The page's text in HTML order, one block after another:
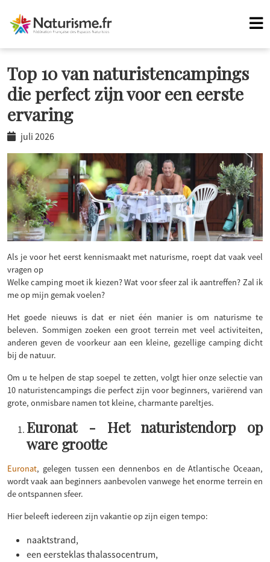
Top 10 van naturistencampings
die perfect zijn voor een eerste
ervaring
juli 2026
Als je voor het eerst kennismaakt met naturisme, roept dat vaak veel
vragen op
Welke camping moet ik kiezen? Wat voor sfeer zal ik aantreffen? Zal ik
me op mijn gemak voelen?
Het goede nieuws is dat er niet één manier is om naturisme te
beleven. Sommigen zoeken een groot terrein met veel activiteiten,
anderen geven de voorkeur aan een kleine, gezellige camping dicht
bij de natuur.
Om u te helpen de stap soepel te zetten, volgt hier onze selectie van
10 naturistencampings die perfect zijn voor beginners, variërend van
grote, onmisbare namen tot kleine, charmante pareltjes.
Euronat - Het naturistendorp op
ware grootte
Euronat, gelegen tussen een dennenbos en de Atlantische Oceaan,
wordt vaak aan beginners aanbevolen vanwege het enorme terrein en
de ontspannen sfeer.
Hier beleeft iedereen zijn vakantie op zijn eigen tempo:
naaktstrand,
een eersteklas thalassocentrum,